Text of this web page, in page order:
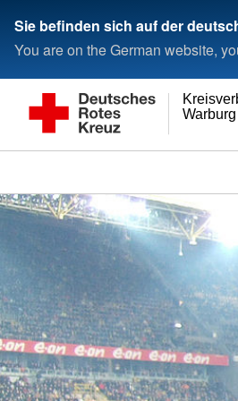
Sie befinden sich auf der
You are on the German website,